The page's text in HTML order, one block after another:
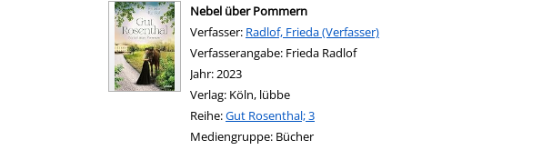
Nebel über Pommern
Verfasser: Suche nach diesem Verfasser
Radlof, Frieda (Verfasser)
Verfasserangabe: Frieda Radlof
Jahr:2023
Verlag: Köln, lübbe
Reihe:Gut Rosenthal; 3
Mediengruppe: Bücher